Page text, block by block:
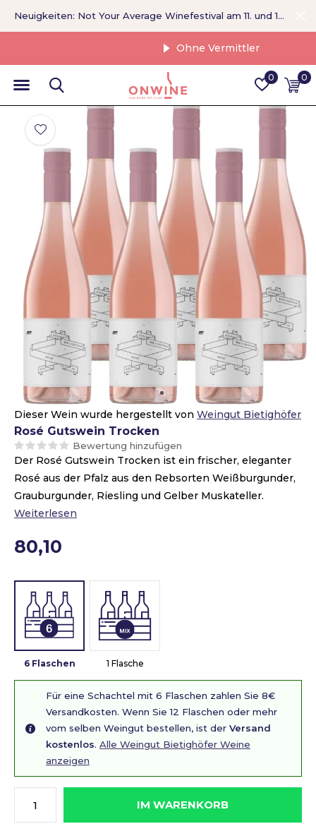
0 0
Ohne Vermittler
Neuigkeiten: Not Your Average Winefestival am 11. und 12. September >
Dieser Wein wurde hergestellt von Weingut Bietighöfer
Rosé Gutswein Trocken
Bewertung hinzufügen
Der Rosé Gutswein Trocken ist ein frischer, eleganter
Rosé aus der Pfalz aus den Rebsorten Weißburgunder,
Grauburgunder, Riesling und Gelber Muskateller.
Weiterlesen
80,10
6 Flaschen 1 Flasche
Für eine Schachtel mit 6 Flaschen zahlen Sie 8€
Versandkosten. Wenn Sie 12 Flaschen oder mehr
vom selben Weingut bestellen, ist der Versand
kostenlos. Alle Weingut Bietighöfer Weine
anzeigen
IM WARENKORB